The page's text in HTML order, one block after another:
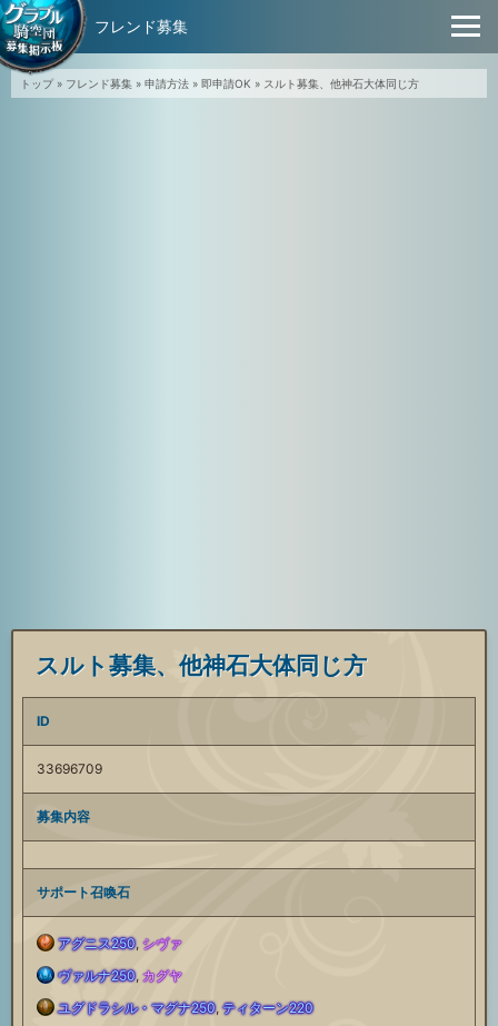
トップ» フレンド募集 » 申請方法 » 即申請OK » スルト募集、他神石大体同じ方
スルト募集、他神石大体同じ方
ID
33696709
募集内容
サポート召喚石
属
アグニス250, シヴァ
ヴァルナ250, カグヤ
ユグドラシル・マグナ250,ティターン220
フレンド募集